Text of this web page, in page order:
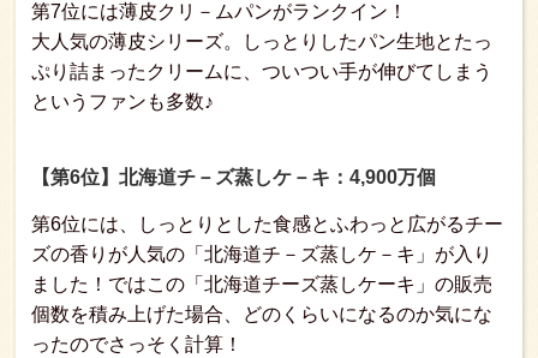
第7位には薄皮クリ－ムパンがランクイン！
大人気の薄皮シリーズ。しっとりしたパン生地とたっ
ぷり詰まったクリームに、ついつい手が伸びてしまう
というファンも多数♪
【第6位】北海道チ－ズ蒸しケ－キ：4,900万個
第6位には、しっとりとした食感とふわっと広がるチー
ズの香りが人気の「北海道チ－ズ蒸しケ－キ」が入り
ました！ではこの「北海道チーズ蒸しケーキ」の販売
個数を積み上げた場合、どのくらいになるのか気にな
ったのでさっそく計算！